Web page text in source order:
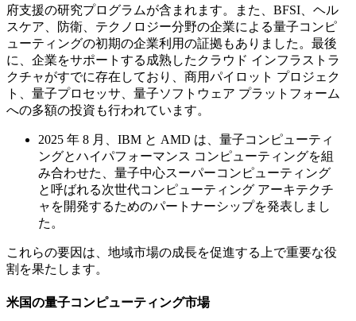
府支援の研究プログラムが含まれます。また、BFSI、ヘル
スケア、防衛、テクノロジー分野の企業による量子コンピ
ューティングの初期の企業利用の証拠もありました。最後
に、企業をサポートする成熟したクラウド インフラストラ
クチャがすでに存在しており、商用パイロット プロジェク
ト、量子プロセッサ、量子ソフトウェア プラットフォーム
への多額の投資も行われています。
2025 年 8 月、IBM と AMD は、量子コンピューティ
ングとハイパフォーマンス コンピューティングを組
み合わせた、量子中心スーパーコンピューティング
と呼ばれる次世代コンピューティング アーキテクチ
ャを開発するためのパートナーシップを発表しまし
た。
これらの要因は、地域市場の成長を促進する上で重要な役
割を果たします。
米国の量子コンピューティング市場